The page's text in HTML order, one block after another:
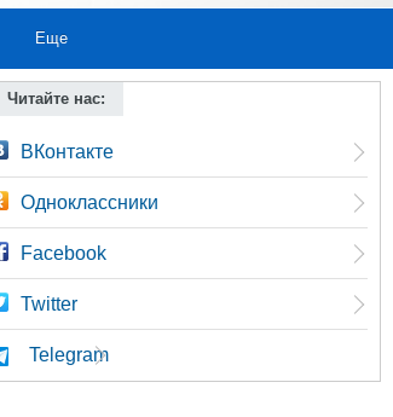
Еще
Читайте нас:
ВКонтакте
Одноклассники
Facebook
Twitter
Telegram